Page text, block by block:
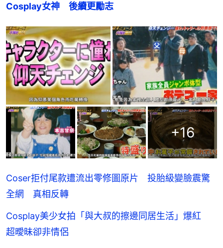
Cosplay女神　後續更勵志
+16
Coser拒付尾款遭流出零修圖原片 投胎級變臉震驚
全網 真相反轉
Cosplay美少女拍「與大叔的擦邊同居生活」爆紅
超曖昧卻非情侶